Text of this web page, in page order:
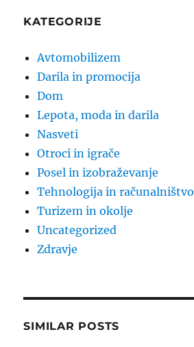
KATEGORIJE
Avtomobilizem
Darila in promocija
Dom
Lepota, moda in darila
Nasveti
Otroci in igrače
Posel in izobraževanje
Tehnologija in računalništvo
Turizem in okolje
Uncategorized
Zdravje
SIMILAR POSTS